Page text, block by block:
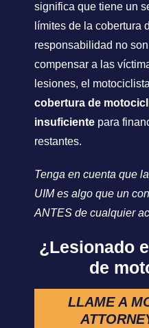
significa que tiene un
límites de la cobertura
responsabilidad no
compensar a las
lesiones, el
cobertura de
insuficiente para
restantes.
Tenga en cuenta que
UIM es algo que un
ANTES de cualquier
¿Lesionado
de
LLAME A